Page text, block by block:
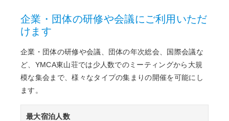
企業・団体の研修や会議にご利用いただ
けます
企業・団体の研修や会議、団体の年次総会、国際会議な
ど、YMCA東山荘では少人数でのミーティングから大規
模な集会まで、様々なタイプの集まりの開催を可能にし
ます。
最大宿泊人数